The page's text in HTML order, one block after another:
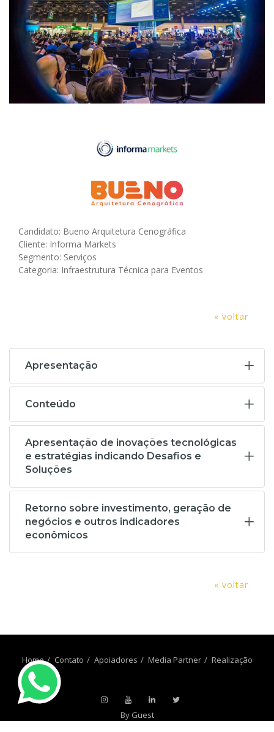
Candidato: Bueno Arquitetura Cenográfica
Cliente: Informa Markets
Segmento: Serviços
Categoria: Infraestrutura Técnica para Eventos
« voltar
Apresentação
Conteúdo
Apresentação de inovações tecnológicas
e estratégias indicando Desafios e
Soluções
Retorno sobre investimento, geração de
negócios e outros indicadores
econômicos
« voltar
Home Contato Apoiadores Media Partner Realização
By Guest